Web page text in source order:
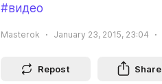
#видео
Masterok January 23, 2015, 23:04
Repost Share